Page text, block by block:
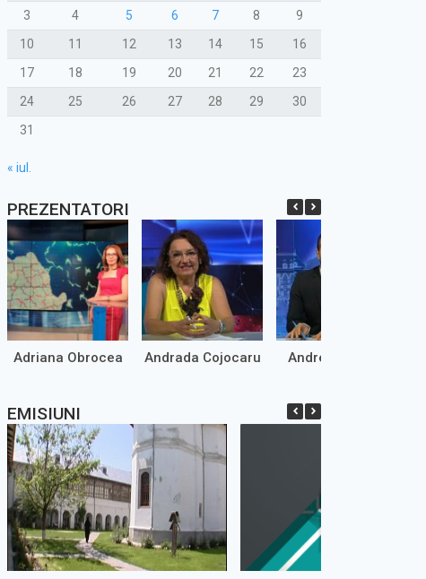
3
4 5 6 7 8
9
10
11 12 13 14 15
16
17
18 19 20 21 22
23
24
25 26 27 28 29
30
31
« iul.
PREZENTATORI
Adriana Obrocea Andrada Cojocaru Andrei Marinaș
EMISIUNI